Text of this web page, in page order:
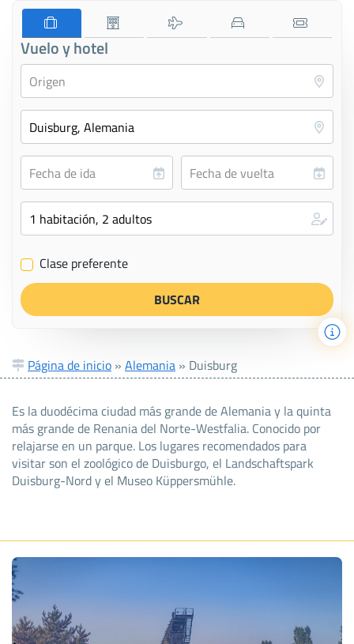
Vuelo y hotel
✔ Clase preferente
Página de inicio » Alemania » Duisburg
Es la duodécima ciudad más grande de Alemania y la quinta
más grande de Renania del Norte-Westfalia. Conocido por
relajarse en un parque. Los lugares recomendados para
visitar son el zoológico de Duisburgo, el Landschaftspark
Duisburg-Nord y el Museo Küppersmühle.